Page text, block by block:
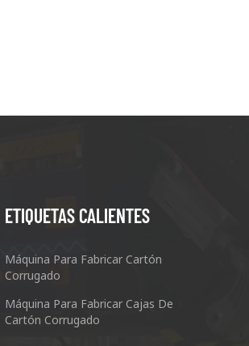
ETIQUETAS CALIENTES
Máquina Para Fabricar Cartón
Corrugado
Máquina Para Fabricar Cajas De
Cartón Corrugado